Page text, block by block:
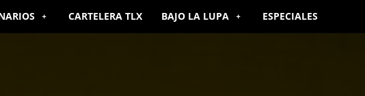
CARTELERA TLX BAJO LA LUPA ESPECIALES